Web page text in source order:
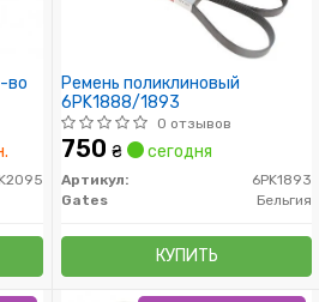
во
Ремень поликлиновый
6PK1888/1893
0 отзывов
750 ₴ сегодня
Артикул:
6PK1893
Gates
Бельгия
КУПИТЬ